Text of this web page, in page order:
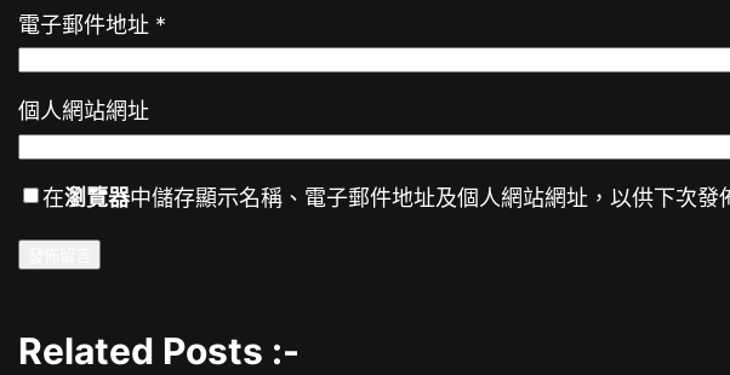
電子郵件地址 *
個人網站網址
在瀏覽器中儲存顯示名稱、電子郵件地址及個人網站網址，以供下次發
Related Posts :-